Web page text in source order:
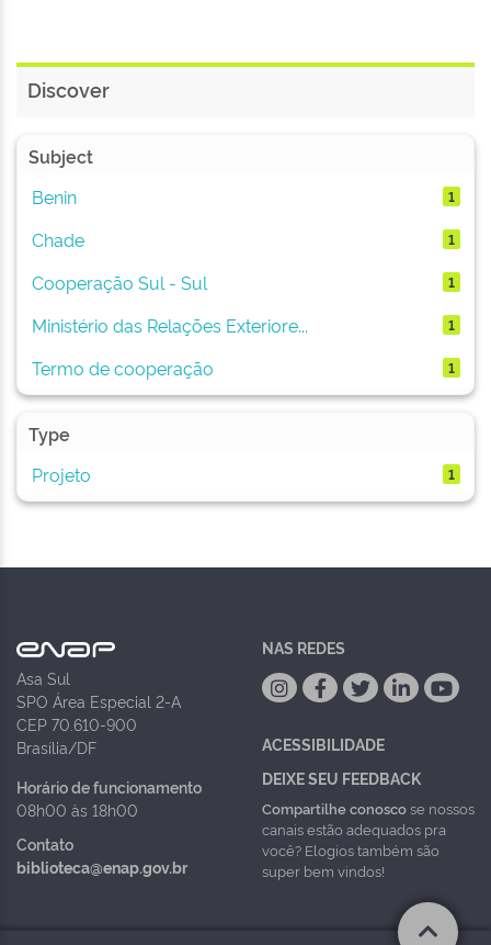
Discover
Subject
Benin
1
Chade 1
Cooperação Sul - Sul 1
Ministério das Relações Exteriore... 1
Termo de cooperação 1
Type
Projeto
1
Asa Sul
SPO Área Especial 2-A
CEP 70.610-900
Brasília/DF
Horário de funcionamento
08h00 às 18h00
Contato
biblioteca@enap.gov.br
NAS REDES
ACESSIBILIDADE
DEIXE SEU FEEDBACK
Compartilhe conoscose nossos
canais estão adequados pra
você? Elogios também são
super bem vindos!